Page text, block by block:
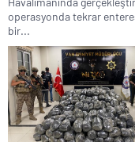
operasyonda tekrar
bir...